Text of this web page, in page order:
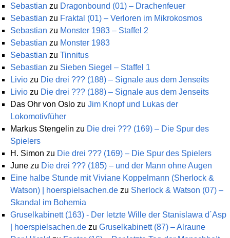
Sebastian zu Dragonbound (01) – Drachenfeuer
Sebastian zu Fraktal (01) – Verloren im Mikrokosmos
Sebastian zu Monster 1983 – Staffel 2
Sebastian zu Monster 1983
Sebastian zu Tinnitus
Sebastian zu Sieben Siegel – Staffel 1
Livio zu Die drei ??? (188) – Signale aus dem Jenseits
Livio zu Die drei ??? (188) – Signale aus dem Jenseits
Das Ohr von Oslo zu Jim Knopf und Lukas der
Lokomotivfüher
Markus Stengelin zu Die drei ??? (169) – Die Spur des
Spielers
H. Simon zu Die drei ??? (169) – Die Spur des Spielers
June zu Die drei ??? (185) – und der Mann ohne Augen
Eine halbe Stunde mit Viviane Koppelmann (Sherlock &
Watson) | hoerspielsachen.de zu Sherlock & Watson (07) –
Skandal im Bohemia
Gruselkabinett (163) - Der letzte Wille der Stanislawa d´Asp
| hoerspielsachen.de zu Gruselkabinett (87) – Alraune